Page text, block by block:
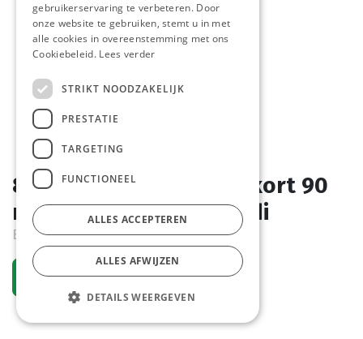
842218 Universeelmes kort 90
mm groen PP heft Hendi
Bestelartikel
Vraag een account aan
gebruikerservaring te verbeteren. Door
onze website te gebruiken, stemt u in met
alle cookies in overeenstemming met ons
Cookiebeleid. Lees verder
STRIKT NOODZAKELIJK
PRESTATIE
TARGETING
FUNCTIONEEL
ALLES ACCEPTEREN
ALLES AFWIJZEN
DETAILS WEERGEVEN